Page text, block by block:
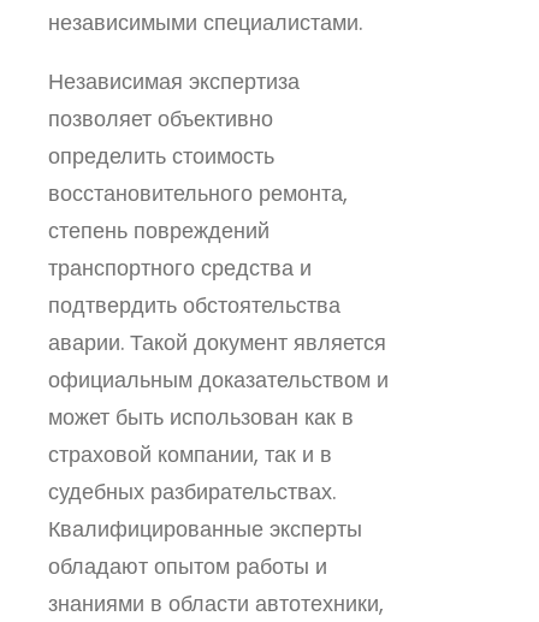
независимыми специалистами.
Независимая экспертиза
позволяет объективно
определить стоимость
восстановительного ремонта,
степень повреждений
транспортного средства и
подтвердить обстоятельства
аварии. Такой документ является
официальным доказательством и
может быть использован как в
страховой компании, так и в
судебных разбирательствах.
Квалифицированные эксперты
обладают опытом работы и
знаниями в области автотехники,